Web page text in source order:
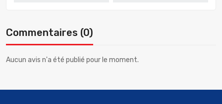
Commentaires (0)
Aucun avis n'a été publié pour le moment.